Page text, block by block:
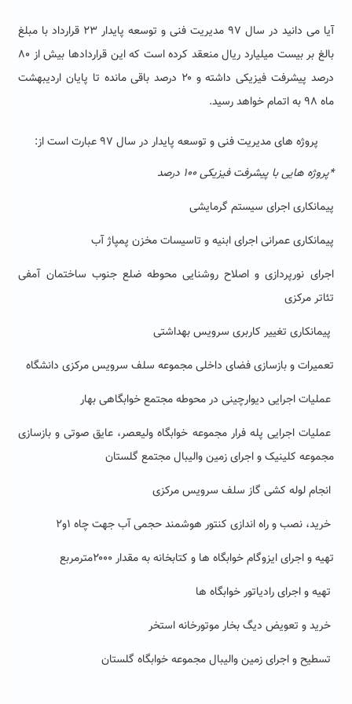
آیا می دانید در سال ۹۷ مدیریت فنی و توسعه پایدار ۲۳ قرارداد با مبلغ
بالغ بر بیست میلیارد ریال منعقد کرده است که این قراردادها بیش از ۸۰
درصد پیشرفت فیزیکی داشته و ۲۰ درصد باقی مانده تا پایان اردیبهشت
ماه ۹۸ به اتمام خواهد رسید.
پروژه های مدیریت فنی و توسعه پایدار در سال ۹۷ عبارت است از:
*پروژه هایی با پیشرفت فیزیکی ۱۰۰ درصد
پیمانکاری اجرای سیستم گرمایشی
پیمانکاری عمرانی اجرای ابنیه و تاسیسات مخزن پمپاژ آب
اجرای نورپردازی و اصلاح روشنایی محوطه ضلع جنوب ساختمان آمفی
تئاتر مرکزی
پیمانکاری تغییر کاربری سرویس بهداشتی
تعمیرات و بازسازی فضای داخلی مجموعه سلف سرویس مرکزی دانشگاه
عملیات اجرایی دیوارچینی در محوطه مجتمع خوابگاهی بهار
عملیات اجرایی پله فرار مجموعه خوابگاه ولیعصر، عایق صوتی و بازسازی
مجموعه کلینیک و اجرای زمین والیبال مجتمع گلستان
انجام لوله کشی گاز سلف سرویس مرکزی
خرید، نصب و راه اندازی کنتور هوشمند حجمی آب جهت چاه ۱و۲
تهیه و اجرای ایزوگام خوابگاه ها و کتابخانه به مقدار ۲۰۰۰مترمربع
تهیه و اجرای رادیاتور خوابگاه ها
خرید و تعویض دیگ بخار موتورخانه استخر
تسطیح و اجرای زمین والیبال مجموعه خوابگاه گلستان